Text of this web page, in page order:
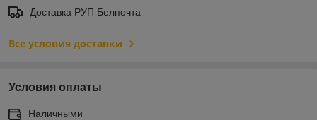
Доставка РУП Белпочта
Все условия доставки
Условия оплаты
Наличными